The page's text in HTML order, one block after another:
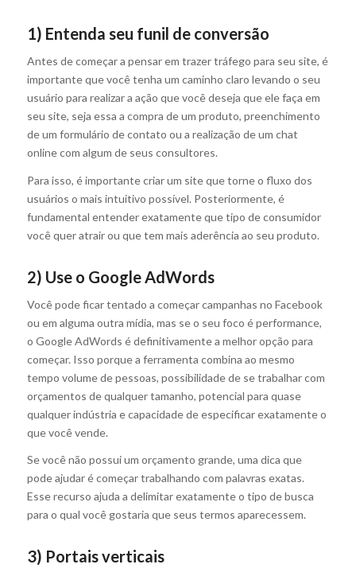
1) Entenda seu funil de conversão
Antes de começar a pensar em trazer tráfego para seu site, é
importante que você tenha um caminho claro levando o seu
usuário para realizar a ação que você deseja que ele faça em
seu site, seja essa a compra de um produto, preenchimento
de um formulário de contato ou a realização de um chat
online com algum de seus consultores.
Para isso, é importante criar um site que torne o fluxo dos
usuários o mais intuitivo possível. Posteriormente, é
fundamental entender exatamente que tipo de consumidor
você quer atrair ou que tem mais aderência ao seu produto.
2) Use o Google AdWords
Você pode ficar tentado a começar campanhas no Facebook
ou em alguma outra mídia, mas se o seu foco é performance,
o Google AdWords é definitivamente a melhor opção para
começar. Isso porque a ferramenta combina ao mesmo
tempo volume de pessoas, possibilidade de se trabalhar com
orçamentos de qualquer tamanho, potencial para quase
qualquer indústria e capacidade de especificar exatamente o
que você vende.
Se você não possui um orçamento grande, uma dica que
pode ajudar é começar trabalhando com palavras exatas.
Esse recurso ajuda a delimitar exatamente o tipo de busca
para o qual você gostaria que seus termos aparecessem.
3) Portais verticais